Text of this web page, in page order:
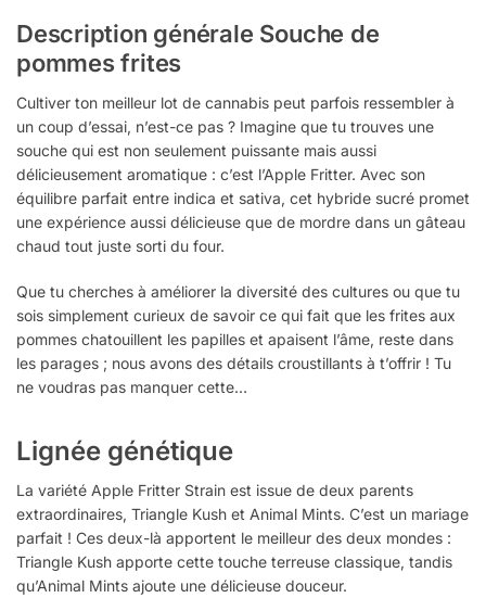
Description générale Souche de
pommes frites
Cultiver ton meilleur lot de cannabis peut parfois ressembler à
un coup d’essai, n’est-ce pas ? Imagine que tu trouves une
souche qui est non seulement puissante mais aussi
délicieusement aromatique : c’est l’Apple Fritter. Avec son
équilibre parfait entre indica et sativa, cet hybride sucré promet
une expérience aussi délicieuse que de mordre dans un gâteau
chaud tout juste sorti du four.
Que tu cherches à améliorer la diversité des cultures ou que tu
sois simplement curieux de savoir ce qui fait que les frites aux
pommes chatouillent les papilles et apaisent l’âme, reste dans
les parages ; nous avons des détails croustillants à t’offrir ! Tu
ne voudras pas manquer cette…
Lignée génétique
La variété Apple Fritter Strain est issue de deux parents
extraordinaires, Triangle Kush et Animal Mints. C’est un mariage
parfait ! Ces deux-là apportent le meilleur des deux mondes :
Triangle Kush apporte cette touche terreuse classique, tandis
qu’Animal Mints ajoute une délicieuse douceur.